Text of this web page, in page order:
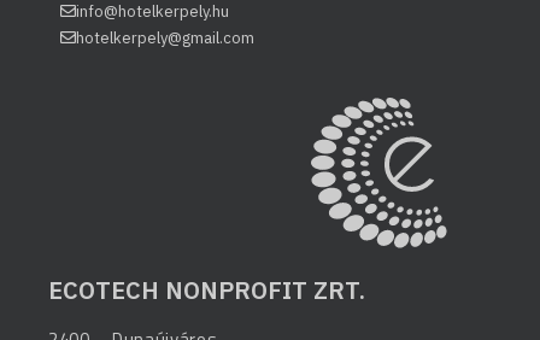
info@hotelkerpely.hu
hotelkerpely@gmail.com
ECOTECH NONPROFIT ZRT.